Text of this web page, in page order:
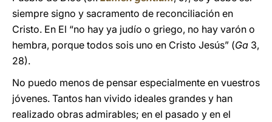
siempre signo y sacramento de reconciliación en
Cristo. En El “no hay ya judío o griego, no hay varón o
hembra, porque todos sois uno en Cristo Jesús” (Ga 3,
28).
No puedo menos de pensar especialmente en vuestros
jóvenes. Tantos han vivido ideales grandes y han
realizado obras admirables; en el pasado y en el